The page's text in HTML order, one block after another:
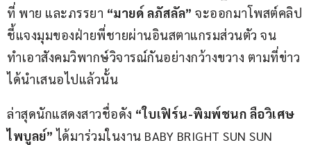
ที่ พาย และภรรยา “มายด์ ลภัสลัล” จะออกมาโพสต์คลิป
ชี้แจงมุมของฝ่ายพี่ชายผ่านอินสตาแกรมส่วนตัว จน
ทำเอาสังคมวิพากษ์วิจารณ์กันอย่างกว้างขวาง ตามที่ข่าว
ได้นำเสนอไปแล้วนั้น
ล่าสุดนักแสดงสาวชื่อดัง “ใบเฟิร์น-พิมพ์ชนก ลือวิเศษ
ไพบูลย์” ได้มาร่วมในงาน BABY BRIGHT SUN SUN